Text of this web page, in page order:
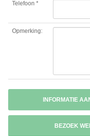
Telefoon *
Opmerking:
INFORMATIE
BEZOEK